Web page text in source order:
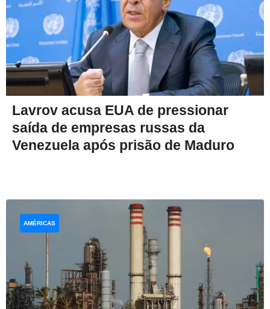
Lavrov acusa EUA de pressionar
saída de empresas russas da
Venezuela após prisão de Maduro
AMÉRICAS